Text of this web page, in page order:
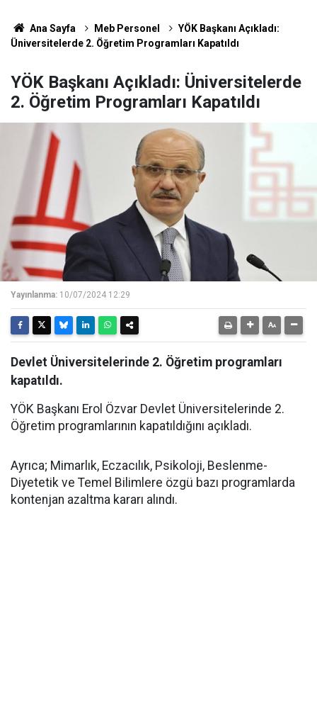
Ana Sayfa Meb Personel
YÖK Başkanı Açıkladı:
Üniversitelerde 2. Öğretim Programları Kapatıldı
YÖK Başkanı Açıkladı: Üniversitelerde
2. Öğretim Programları Kapatıldı
Yayınlanma: 10/07/2024 12:29
Devlet Üniversitelerinde 2. Öğretim programları
kapatıldı.
YÖK Başkanı Erol Özvar Devlet Üniversitelerinde 2.
Öğretim programlarının kapatıldığını açıkladı.
Ayrıca; Mimarlık, Eczacılık, Psikoloji, Beslenme-
Diyetetik ve Temel Bilimlere özgü bazı programlarda
kontenjan azaltma kararı alındı.